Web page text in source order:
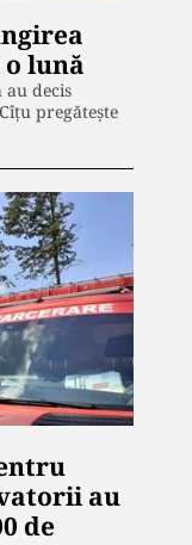
lună
decis
pregătește
au
de